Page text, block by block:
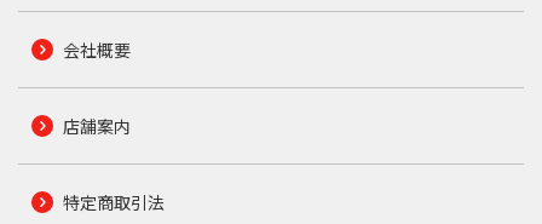
会社概要
店舗案内
特定商取引法